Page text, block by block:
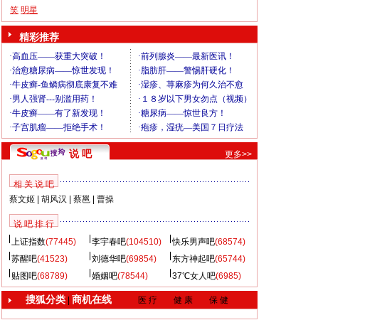
笑 明星
精彩推荐
说 吧 更多>>
相 关 说 吧
蔡文姬| 胡风汉 蔡邕| 曹操
说 吧 排 行
上证指数(77445) 李宇春吧(104510) 快乐男声吧(68574)
苏醒吧(41523) 刘德华吧(69854) 东方神起吧(65744)
贴图吧(68789) 婚姻吧(78544) 37℃女人吧(6985)
搜狐分类| 商机在线 医 疗 健 康 保 健